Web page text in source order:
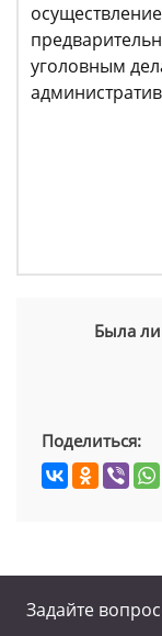
уголовным
Была ли
Поделиться:
Задайте